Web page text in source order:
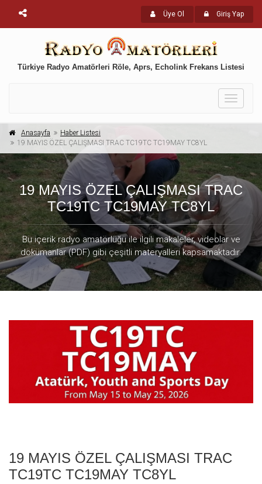
Üye Ol Giriş Yap
Türkiye Radyo Amatörleri Röle, Aprs, Echolink Frekans Listesi
Toggle
Anasayfa
Haber Listesi
19 MAYIS ÖZEL ÇALIŞMASI TRAC TC19TC TC19MAY TC8YL
19 MAYIS ÖZEL ÇALIŞMASI TRAC
TC19TC TC19MAY TC8YL
Bu içerik radyo amatörlüğü ile ilgili makaleler, videolar ve
dökümanlar (PDF) gibi çeşitli materyalleri kapsamaktadır.
19 MAYIS ÖZEL ÇALIŞMASI TRAC
TC19TC TC19MAY TC8YL